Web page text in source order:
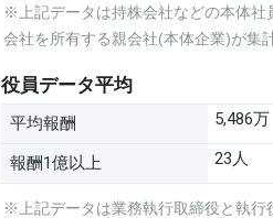
※上記データは持株会社などの本体社
会社を所有する親会社(本体企業)が集
役員データ平均
平均報酬 5,486万
報酬1億以上 23人
※上記データは業務執行取締役と執行